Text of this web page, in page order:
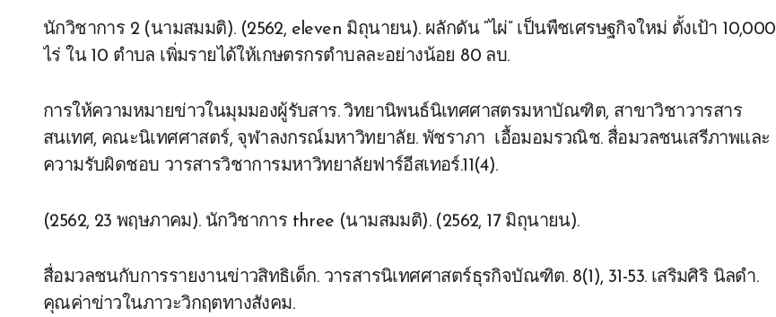
นักวิชาการ 2 (นามสมมติ). (2562, eleven มิถุนายน). ผลักดัน “ไผ่” เป็นพืชเศรษฐกิจใหม่ ตั้งเป้า 10,000
ไร่ ใน 10 ตำบล เพิ่มรายได้ให้เกษตรกรตำบลละอย่างน้อย 80 ลบ.
การให้ความหมายข่าวในมุมมองผู้รับสาร. วิทยานิพนธ์นิเทศศาสตรมหาบัณฑิต, สาขาวิชาวารสาร
สนเทศ, คณะนิเทศศาสตร์, จุฬาลงกรณ์มหาวิทยาลัย. พัชราภา เอื้อมอมรวณิช. สื่อมวลชนเสรีภาพและ
ความรับผิดชอบ วารสารวิชาการมหาวิทยาลัยฟาร์อีสเทอร์.11(4).
(2562, 23 พฤษภาคม). นักวิชาการ three (นามสมมติ). (2562, 17 มิถุนายน).
สื่อมวลชนกับการรายงานข่าวสิทธิเด็ก. วารสารนิเทศศาสตร์ธุรกิจบัณฑิต. 8(1), 31-53. เสริมศิริ นิลดำ.
คุณค่าข่าวในภาวะวิกฤตทางสังคม.